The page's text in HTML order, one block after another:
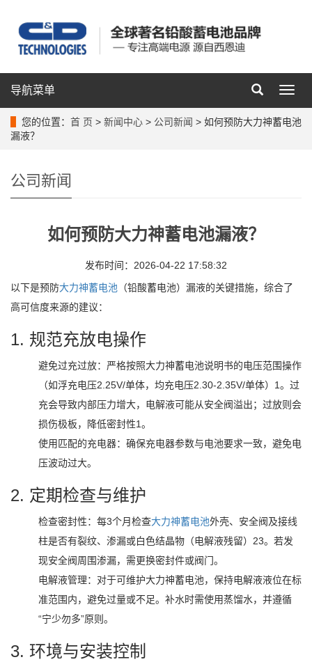
导
菜
导航菜单
您的位置： 首 页 > 新闻中心 > 公司新闻 > 如何预防大力神蓄电池
漏液？
公司新闻
如何预防大力神蓄电池漏液？
发布时间：2026-04-22 17:58:32
以下是预防大力神蓄电池 （铅酸蓄电池）漏液的关键措施，综合了
高可信度来源的建议：
1. ‌规范充放电操作‌
避免过充过放：严格按照大力神蓄电池说明书的电压范围操作
（如浮充电压2.25V/单体，均充电压2.30-2.35V/单体）‌1。过
充会导致内部压力增大，电解液可能从安全阀溢出；过放则会
损伤极板，降低密封性‌1。
使用匹配的充电器：确保充电器参数与电池要求一致，避免电
压波动过大。
2. ‌定期检查与维护‌
‌检查密封性‌：每3个月检查大力神蓄电池外壳、安全阀及接线
柱是否有裂纹、渗漏或白色结晶物（电解液残留）‌23。若发
现安全阀周围渗漏，需更换密封件或阀门。
‌电解液管理‌：对于可维护大力神蓄电池，保持电解液液位在标
准范围内，避免过量或不足。补水时需使用蒸馏水，并遵循
“宁少勿多”原则。
3. ‌环境与安装控制‌